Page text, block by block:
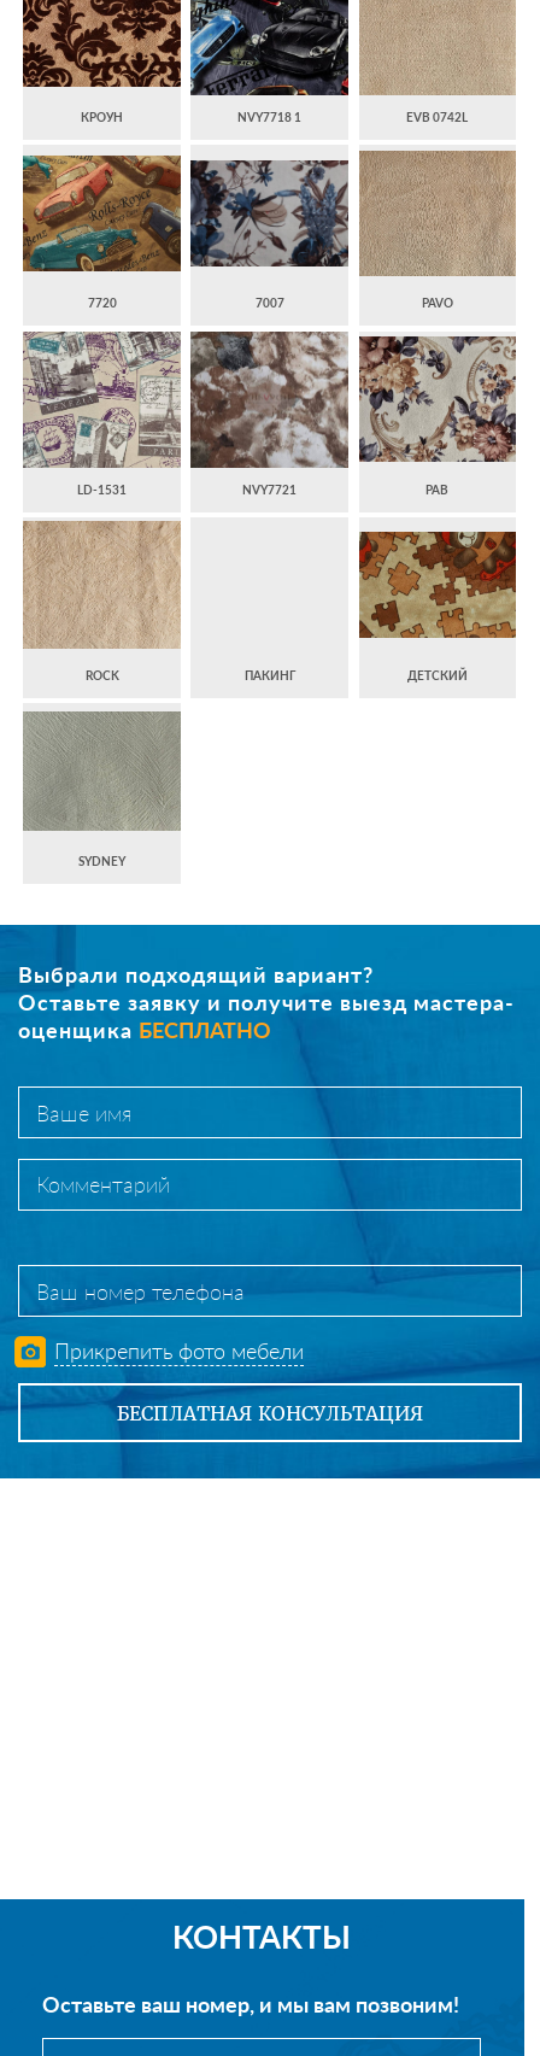
КРОУН NVY7718 1 EVB 0742L
7720 7007 PAVO
LD-1531 NVY7721 PAB
ROCK ПАКИНГ ДЕТСКИЙ
SYDNEY
Выбрали подходящий вариант?
Оставьте заявку и получите выезд мастера-
оценщика БЕСПЛАТНО
Прикрепить фото мебели
КОНТАКТЫ
Оставьте ваш номер, и мы вам позвоним!